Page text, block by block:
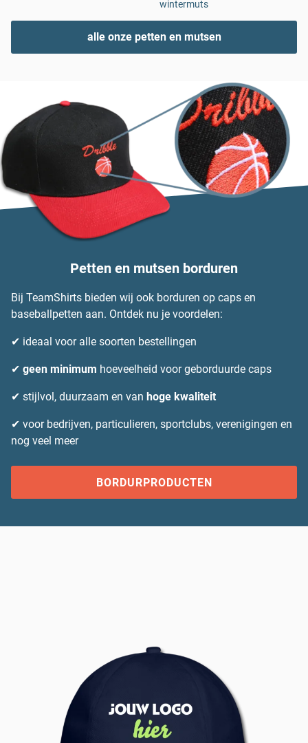
wintermuts
alle onze petten en mutsen
Petten en mutsen borduren
Bij TeamShirts bieden wij ook borduren op caps en
baseballpetten aan. Ontdek nu je voordelen:
✔ ideaal voor alle soorten bestellingen
✔ geen minimum hoeveelheid voor geborduurde caps
✔ stijlvol, duurzaam en van hoge kwaliteit
✔ voor bedrijven, particulieren, sportclubs, verenigingen en
nog veel meer
BORDURPRODUCTEN